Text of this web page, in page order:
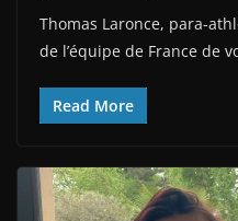
Thomas Laronce, para-
de l’équipe de France de
Read More